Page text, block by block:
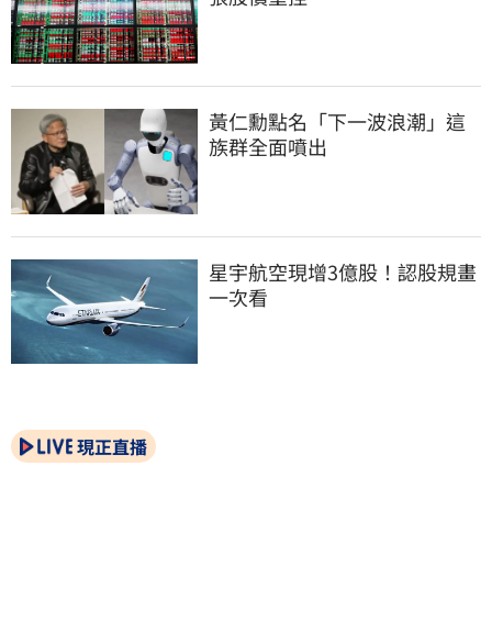
黃仁勳點名「下一波浪潮」這
族群全面噴出
星宇航空現增3億股！認股規畫
一次看
現正直播